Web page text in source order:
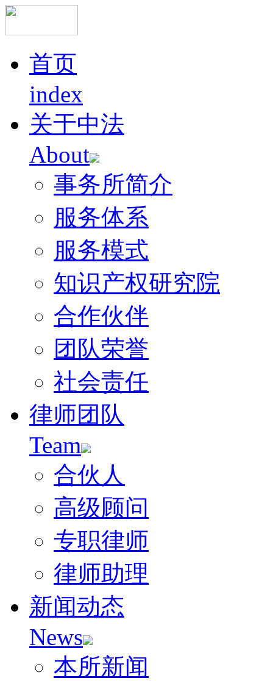
首页
index
关于中法
About
事务所简介
服务体系
服务模式
知识产权研究院
合作伙伴
团队荣誉
社会责任
律师团队
Team
合伙人
高级顾问
专职律师
律师助理
新闻动态
News
本所新闻